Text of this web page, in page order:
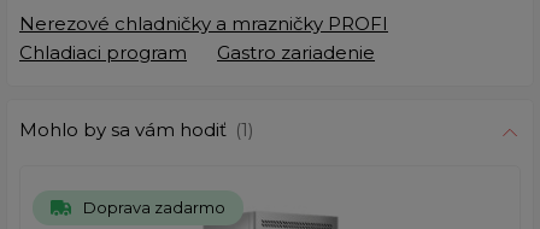
Nerezové chladničky a mrazničky PROFI
Chladiaci program
Gastro zariadenie
Mohlo by sa vám hodiť (1)
Doprava zadarmo